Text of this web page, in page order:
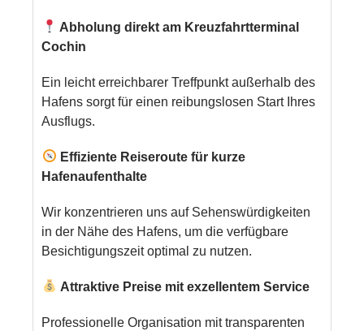
Abholung direkt am Kreuzfahrtterminal
Cochin
Ein leicht erreichbarer Treffpunkt außerhalb des
Hafens sorgt für einen reibungslosen Start Ihres
Ausflugs.
Effiziente Reiseroute für kurze
Hafenaufenthalte
Wir konzentrieren uns auf Sehenswürdigkeiten
in der Nähe des Hafens, um die verfügbare
Besichtigungszeit optimal zu nutzen.
Attraktive Preise mit exzellentem Service
Professionelle Organisation mit transparenten